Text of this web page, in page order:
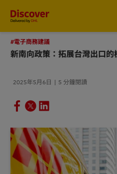
DHL 台灣：國際快遞商業洞
#電子商務建議
新南向政策：拓展台灣出口的
2025年5月6日 5 分鐘閱讀